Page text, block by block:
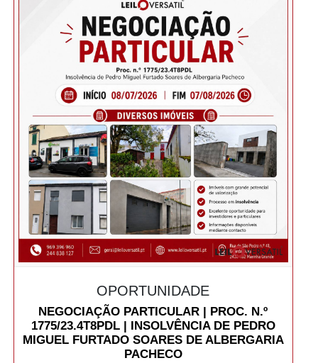
OPORTUNIDADE
NEGOCIAÇÃO PARTICULAR | PROC. N.º
1775/23.4T8PDL | INSOLVÊNCIA DE PEDRO
MIGUEL FURTADO SOARES DE ALBERGARIA
PACHECO